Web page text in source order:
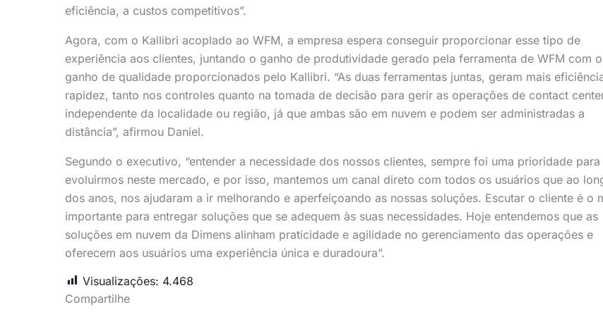
eficiência, a custos competitivos”.
Agora, com o Kallibri acoplado ao WFM, a empresa espera conseguir proporcionar esse tipo de
experiência aos clientes, juntando o ganho de produtividade gerado pela ferramenta de WFM com o
ganho de qualidade proporcionados pelo Kallibri. “As duas ferramentas juntas, geram mais
rapidez, tanto nos controles quanto na tomada de decisão para gerir as operações de contact
independente da localidade ou região, já que ambas são em nuvem e podem ser administradas a
distância”, afirmou Daniel.
Segundo o executivo, “entender a necessidade dos nossos clientes, sempre foi uma prioridade para
evoluirmos neste mercado, e por isso, mantemos um canal direto com todos os usuários que ao
dos anos, nos ajudaram a ir melhorando e aperfeiçoando as nossas soluções. Escutar o cliente é o
importante para entregar soluções que se adequem às suas necessidades. Hoje entendemos que as
soluções em nuvem da Dimens alinham praticidade e agilidade no gerenciamento das operações e
oferecem aos usuários uma experiência única e duradoura”.
Visualizações: 4.468
Compartilhe